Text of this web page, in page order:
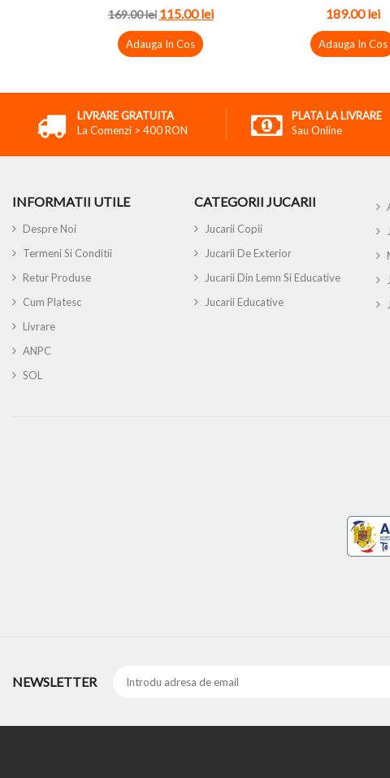
169.00 lei 115.00 lei
Adauga In Cos
189.00 lei
Adauga In Cos
LIVRARE GRATUITA
La Comenzi > 400 RON
PLATA LA LIVRARE
Sau Online
INFORMATII UTILE
Despre Noi
Termeni Si Conditii
Retur Produse
Cum Platesc
Livrare
ANPC
SOL
CATEGORII JUCARII
Jucarii Copii
Jucarii De Exterior
Jucarii Din Lemn Si Educative
Jucarii Educative
NEWSLETTER